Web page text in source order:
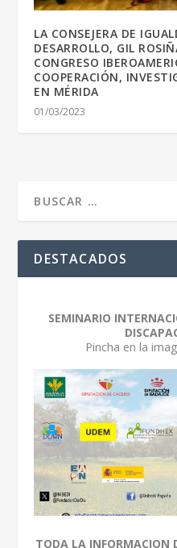
LA CONSEJERA DE
DESARROLLO, GIL
CONGRESO
COOPERACIÓN,
EN MÉRIDA
01/03/2023
DESTACADOS
SEMINARIO
Pincha en la
TODA LA INFORMACION